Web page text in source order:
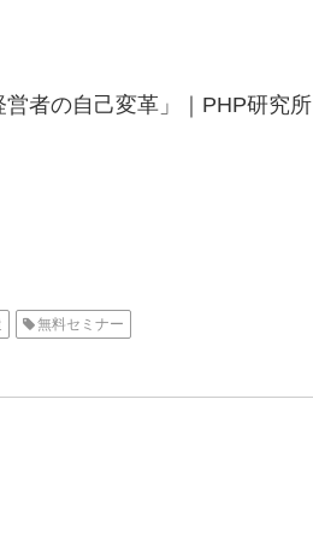
者の自己変革」｜PHP研究所
無料セミナー